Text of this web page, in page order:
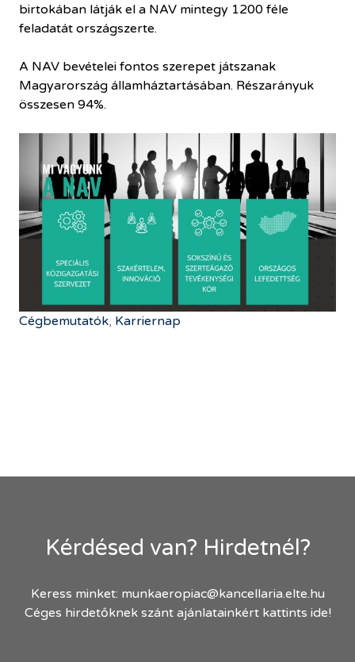
birtokában látják el a NAV mintegy 1200 féle
feladatát országszerte.
A NAV bevételei fontos szerepet játszanak
Magyarország államháztartásában. Részarányuk
összesen 94%.
Cégbemutatók, Karriernap
Kérdésed van? Hirdetnél?
Keress minket: munkaeropiac@kancellaria.elte.hu
Céges hirdetőknek szánt ajánlatainkért kattints ide!